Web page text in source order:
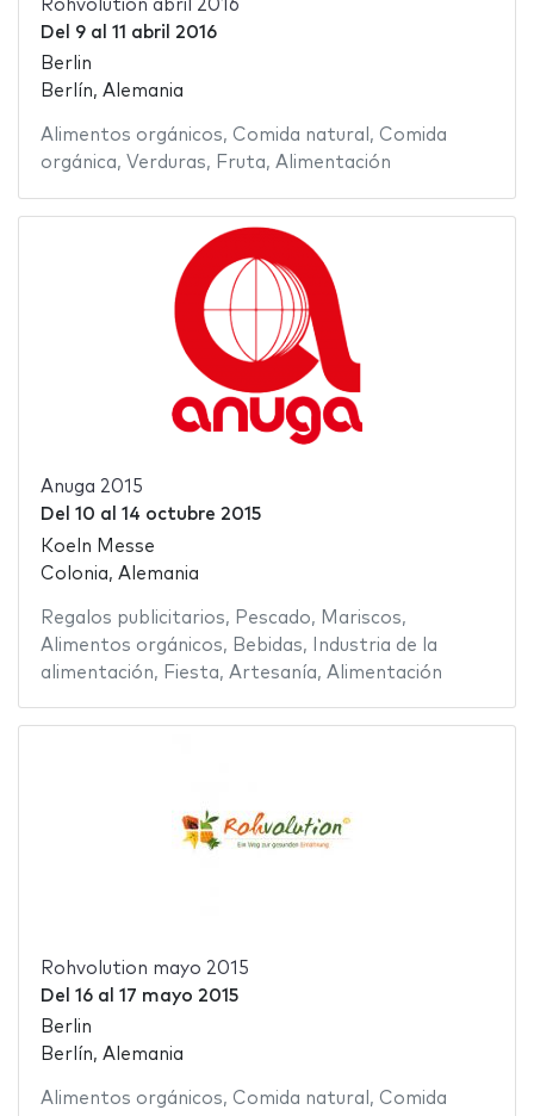
Rohvolution abril 2016
Del 9al 11 abril 2016
Berlin
Berlín, Alemania
Alimentos orgánicos, Comida natural , Comida
orgánica, Verduras, Fruta, Alimentación
Anuga 2015
Del 10 al 14 octubre 2015
Koeln Messe
Colonia, Alemania
Regalos publicitarios, Pescado, Mariscos,
Alimentos orgánicos, Bebidas,
Industria de la
alimentación, Fiesta, Artesanía, Alimentación
Rohvolution mayo 2015
Del 16al 17 mayo 2015
Berlin
Berlín, Alemania
Alimentos orgánicos, Comida natural , Comida